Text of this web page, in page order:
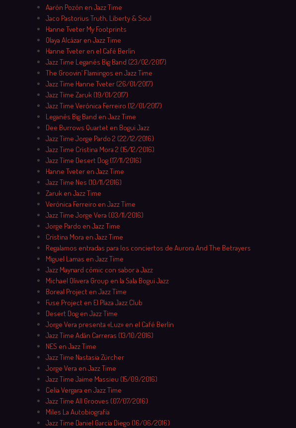
Aarón Pozón en Jazz Time
Jaco Pastorius Truth, Liberty & Soul
Hanne Tveter My Footprints
Olaya Alcázar en Jazz Time
Hanne Tveter en el Café Berlín
Jazz Time Leganés Big Band (23/02/2017)
The Groovin’ Flamingos en Jazz Time
Jazz Time Hanne Tveter (26/01/2017)
Jazz Time Zaruk (19/01/2017)
Jazz Time Verónica Ferreiro (12/01/2017)
Leganés Big Band en Jazz Time
Dee Burrows Quartet en Bogui Jazz
Jazz Time Jorge Pardo 2 (22/12/2016)
Jazz Time Cristina Mora 2 (15/12/2016)
Jazz Time Desert Dog (17/11/2016)
Hanne Tveter en Jazz Time
Jazz Time Nes (10/11/2016)
Zaruk en Jazz Time
Verónica Ferreiro en Jazz Time
Jazz Time Jorge Vera (03/11/2016)
Jorge Pardo en Jazz Time
Cristina Mora en Jazz Time
Regalamos entradas para los conciertos de Aurora And The Betrayers
Miguel Lamas en Jazz Time
Jazz Maynard cómic con sabor a Jazz
Michael Olivera Group en la Sala Bogui Jazz
Boreal Project en Jazz Time
Fuse Project en El Plaza Jazz Club
Desert Dog en Jazz Time
Jorge Vera presenta «Luz» en el Café Berlín
Jazz Time Adán Carreras (13/10/2016)
NES en Jazz Time
Jazz Time Nastasia Zürcher
Jorge Vera en Jazz Time
Jazz Time Jaime Massieu (15/09/2016)
Celia Vergara en Jazz Time
Jazz Time All Grooves (07/07/2016)
Miles La Autobiografía
Jazz Time Daniel García Diego (16/06/2016)